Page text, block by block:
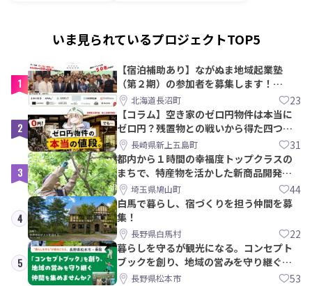
いま見られているプロジェクトTOP5
1
【宿泊補助あり】ながぬま地域起業塾
（第２期）の参加者を募集します！
【8/21〆】
北海道長沼町 23
2
【コラム】空き家のゼロ円物件は本当に
ゼロ円？残置物との戦いから得た四つの
教訓｜新上五島町
長崎県新上五島町 31
3
都内から１時間の幸福度トップクラスの
まちで、特産物を活かした新商品開発＆
PRメンバー募集！
埼玉県鳩山町 44
4
白馬で暮らし、宿づくりを担う仲間を募
集！
長野県白馬村 22
5
暮らしを守るが観光になる。コンセプト
ブックを創り、地域の営みを守り継ぐ仲
間を集めませんか？
長野県松本市 53